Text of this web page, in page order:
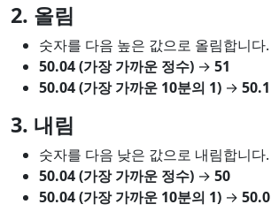
2. 올림
숫자를 다음 높은 값으로 올림합니다.
50.04 (가장 가까운 정수) → 51
50.04 (가장 가까운 10분의 1) → 50.1
3. 내림
숫자를 다음 낮은 값으로 내림합니다.
50.04 (가장 가까운 정수) → 50
50.04 (가장 가까운 10분의 1) → 50.0